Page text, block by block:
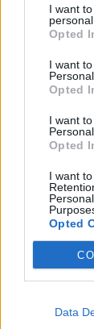
I want
personal
Opted
I want
Opted
I want
Opted
I want
Opted
Data